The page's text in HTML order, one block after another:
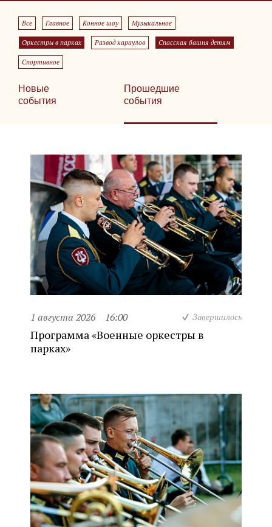
Все Главное Конное шоу Музыкальное
Оркестры в парках Развод караулов Спасская башня детям
Спортивное
Новые
события
Прошедшие
события
1 августа 2026 16:00 Завершилось
Программа «Военные оркестры в
парках»